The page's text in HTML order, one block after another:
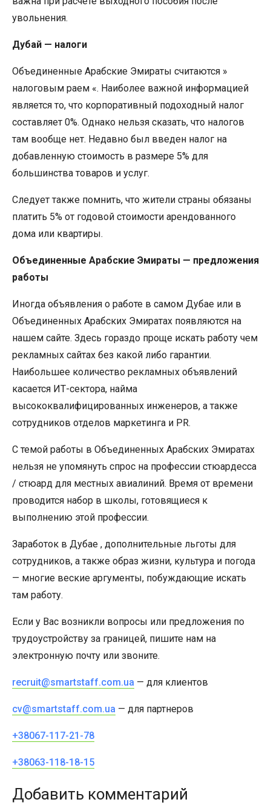
увольнения.
Дубай — налоги
Объединенные Арабские Эмираты считаются »
налоговым раем «. Наиболее важной информацией
является то, что корпоративный подоходный налог
составляет 0%. Однако нельзя сказать, что налогов
там вообще нет. Недавно был введен налог на
добавленную стоимость в размере 5% для
большинства товаров и услуг.
Следует также помнить, что жители страны обязаны
платить 5% от годовой стоимости арендованного
дома или квартиры.
Объединенные Арабские Эмираты — предложения
работы
Иногда объявления о работе в самом Дубае или в
Объединенных Арабских Эмиратах появляются на
нашем сайте. Здесь гораздо проще искать работу чем
рекламных сайтах без какой либо гарантии.
Наибольшее количество рекламных объявлений
касается ИТ-сектора, найма
высококвалифицированных инженеров, а также
сотрудников отделов маркетинга и PR.
С темой работы в Объединенных Арабских Эмиратах
нельзя не упомянуть спрос на профессии стюардесса
/ стюард для местных авиалиний. Время от времени
проводится набор в школы, готовящиеся к
выполнению этой профессии.
Заработок в Дубае , дополнительные льготы для
сотрудников, а также образ жизни, культура и погода
— многие веские аргументы, побуждающие искать
там работу.
Если у Вас возникли вопросы или предложения по
трудоустройству за границей, пишите нам на
электронную почту или звоните.
recruit@smartstaff.com.ua — для клиентов
cv@smartstaff.com.ua — для партнеров
+38067-117-21-78
+38063-118-18-15
Добавить комментарий